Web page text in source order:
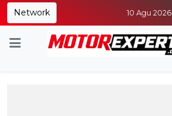
Network 10 Agu 2026